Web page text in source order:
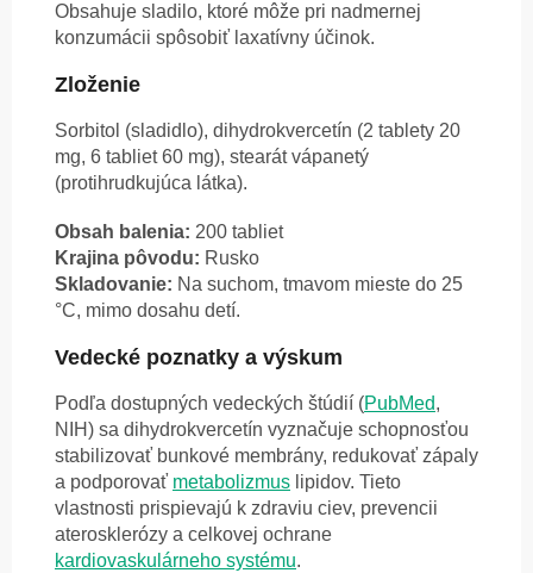
Obsahuje sladilo, ktoré môže pri nadmernej
konzumácii spôsobiť laxatívny účinok.
Zloženie
Sorbitol (sladidlo), dihydrokvercetín (2 tablety 20
mg, 6 tabliet 60 mg), stearát vápanetý
(protihrudkujúca látka).
Obsah balenia: 200 tabliet
Krajina pôvodu: Rusko
Skladovanie: Na suchom, tmavom mieste do 25
°C, mimo dosahu detí.
Vedecké poznatky a výskum
Podľa dostupných vedeckých štúdií (PubMed,
NIH) sa dihydrokvercetín vyznačuje schopnosťou
stabilizovať bunkové membrány, redukovať zápaly
a podporovať metabolizmus lipidov. Tieto
vlastnosti prispievajú k zdraviu ciev, prevencii
aterosklerózy a celkovej ochrane
kardiovaskulárneho systému.